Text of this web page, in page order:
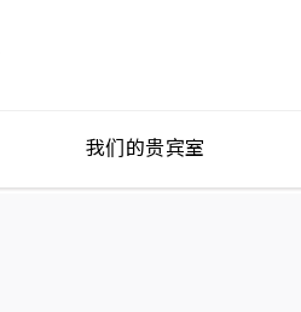
我们的贵宾室